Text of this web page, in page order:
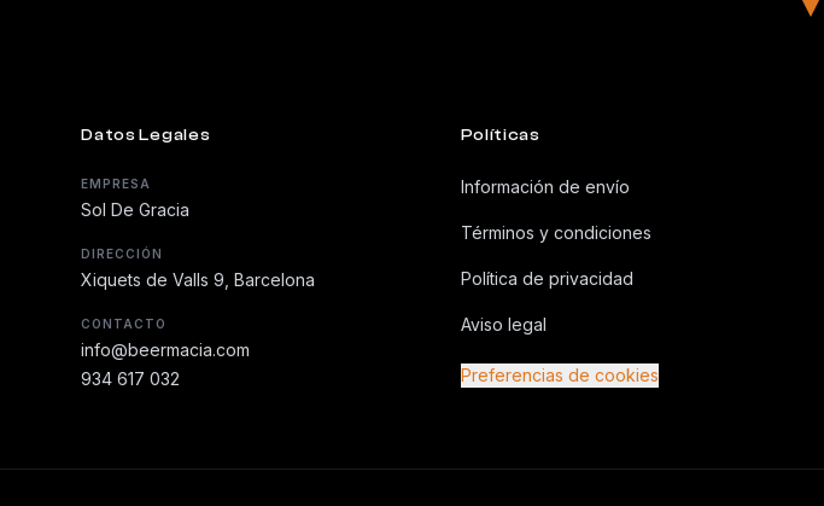
Datos Legales
EMPRESA
Sol De Gracia
DIRECCIÓN
Xiquets de Valls 9, Barcelona
CONTACTO
info@beermacia.com
934 617 032
Políticas
Información de envío
Términos y condiciones
Política de privacidad
Aviso legal
Preferencias de cookies